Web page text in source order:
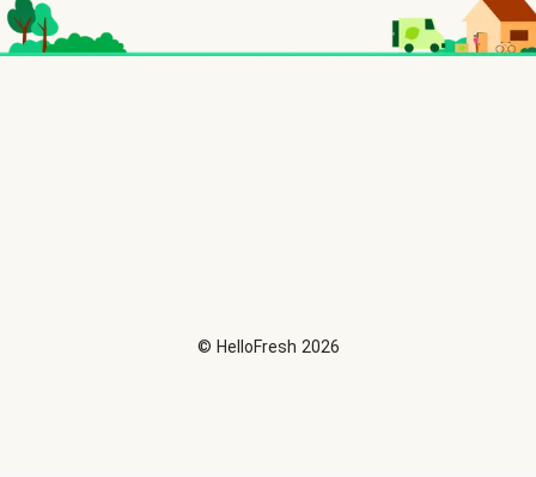
© HelloFresh 2026